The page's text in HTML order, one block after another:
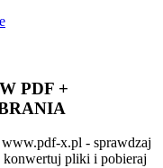
PDF +
www.pdf-x.pl - sprawdzaj
konwertuj pliki i pobieraj